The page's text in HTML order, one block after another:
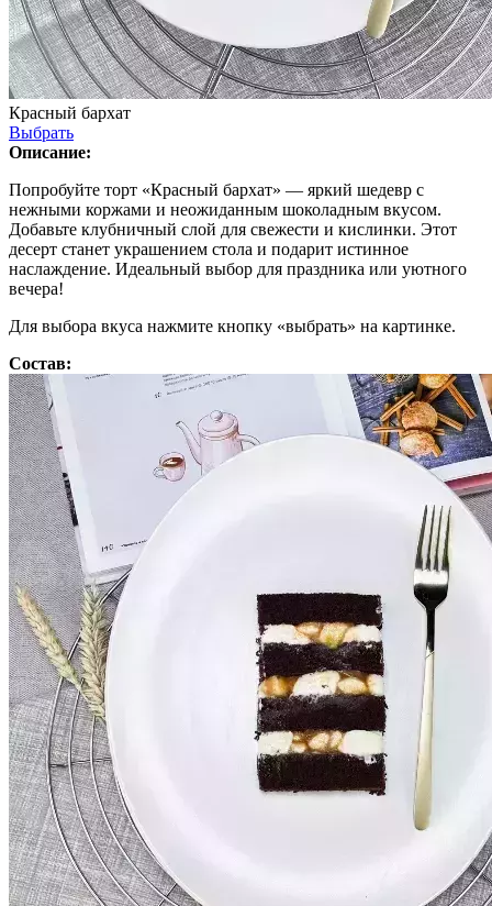
Красный бархат
Выбрать
Описание:
Попробуйте торт «Красный бархат» — яркий шедевр с
нежными коржами и неожиданным шоколадным вкусом.
Добавьте клубничный слой для свежести и кислинки. Этот
десерт станет украшением стола и подарит истинное
наслаждение. Идеальный выбор для праздника или уютного
вечера!
Для выбора вкуса нажмите кнопку «выбрать» на картинке.
Состав: